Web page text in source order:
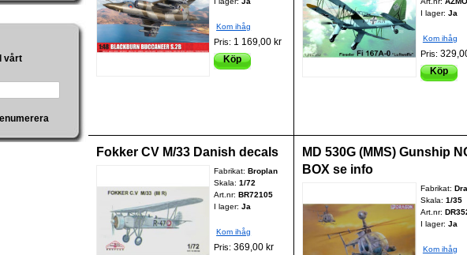
Kom ihåg
Pris: 1 169,00 kr
Köp
I lager: Ja
Kom ihåg
Pris:
Köp
Fokker CV M/33 Danish decals
Fabrikat:Broplan
Skala:1/72
Art.nr:BR72105
I lager: Ja
Kom ihåg
Pris:369,00 kr
MD 530G (MMS) Gunship
BOX se info
Fabrikat:
Skala: 1/35
Art.nr:
I lager: Ja
Kom ihåg
vårt